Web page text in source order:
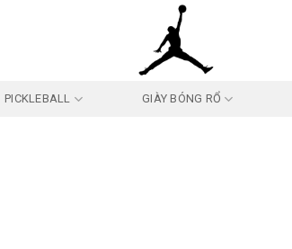
PICKLEBALL GIÀY BÓNG RỔ